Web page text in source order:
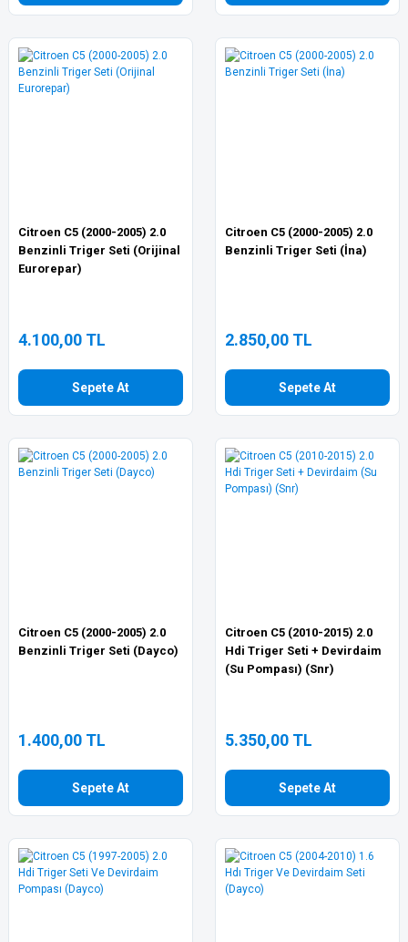
Citroen C5 (2000-2005) 2.0
Benzinli Triger Seti (Orijinal
Eurorepar)
4.100,00 TL
Sepete At
Citroen C5 (2000-2005) 2.0
Benzinli Triger Seti (İna)
2.850,00 TL
Sepete At
Citroen C5 (2000-2005) 2.0
Benzinli Triger Seti (Dayco)
1.400,00 TL
Sepete At
Citroen C5 (2010-2015) 2.0
Hdi Triger Seti + Devirdaim
(Su Pompası) (Snr)
5.350,00 TL
Sepete At